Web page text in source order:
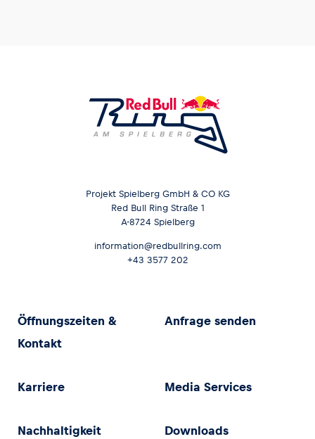
Projekt Spielberg GmbH & CO KG
Red Bull Ring Straße 1
A-8724 Spielberg
information@redbullring.com
+43 3577 202
Öffnungszeiten &
Kontakt
Anfrage senden
Karriere Media Services
Nachhaltigkeit Downloads